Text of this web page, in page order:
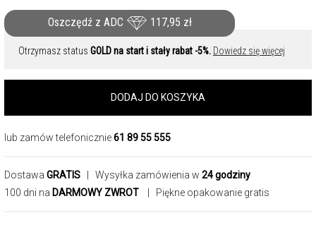
Oszczędź z ADC 117,95 zł
Otrzymasz status GOLD na start i stały rabat -5%. Dowiedz się więcej
DODAJ DO KOSZYKA
lub zamów telefonicznie61 89 55 555
Dostawa GRATIS | Wysyłka zamówienia w 24 godziny
100 dni na DARMOWY ZWROT | Piękne opakowanie gratis